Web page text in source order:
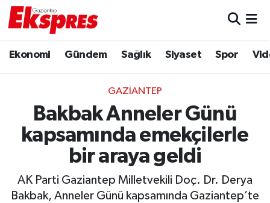
Ekonomi Gündem Sağlık Siyaset Spor
GAZIANTEP
Bakbak Anneler Günü
kapsamında emekçilerle
bir araya geldi
AK Parti Gaziantep Milletvekili Doç. Dr. Derya
Bakbak, Anneler Günü kapsamında Gaziantep’te
Ekonomi
Gaziantep son dakika
Genel
Haberler
Trafik Durumu
Puan Durumu ve Fikstür
Tüm Manşetler
Son Dakika Haberleri
Haber Arşivi